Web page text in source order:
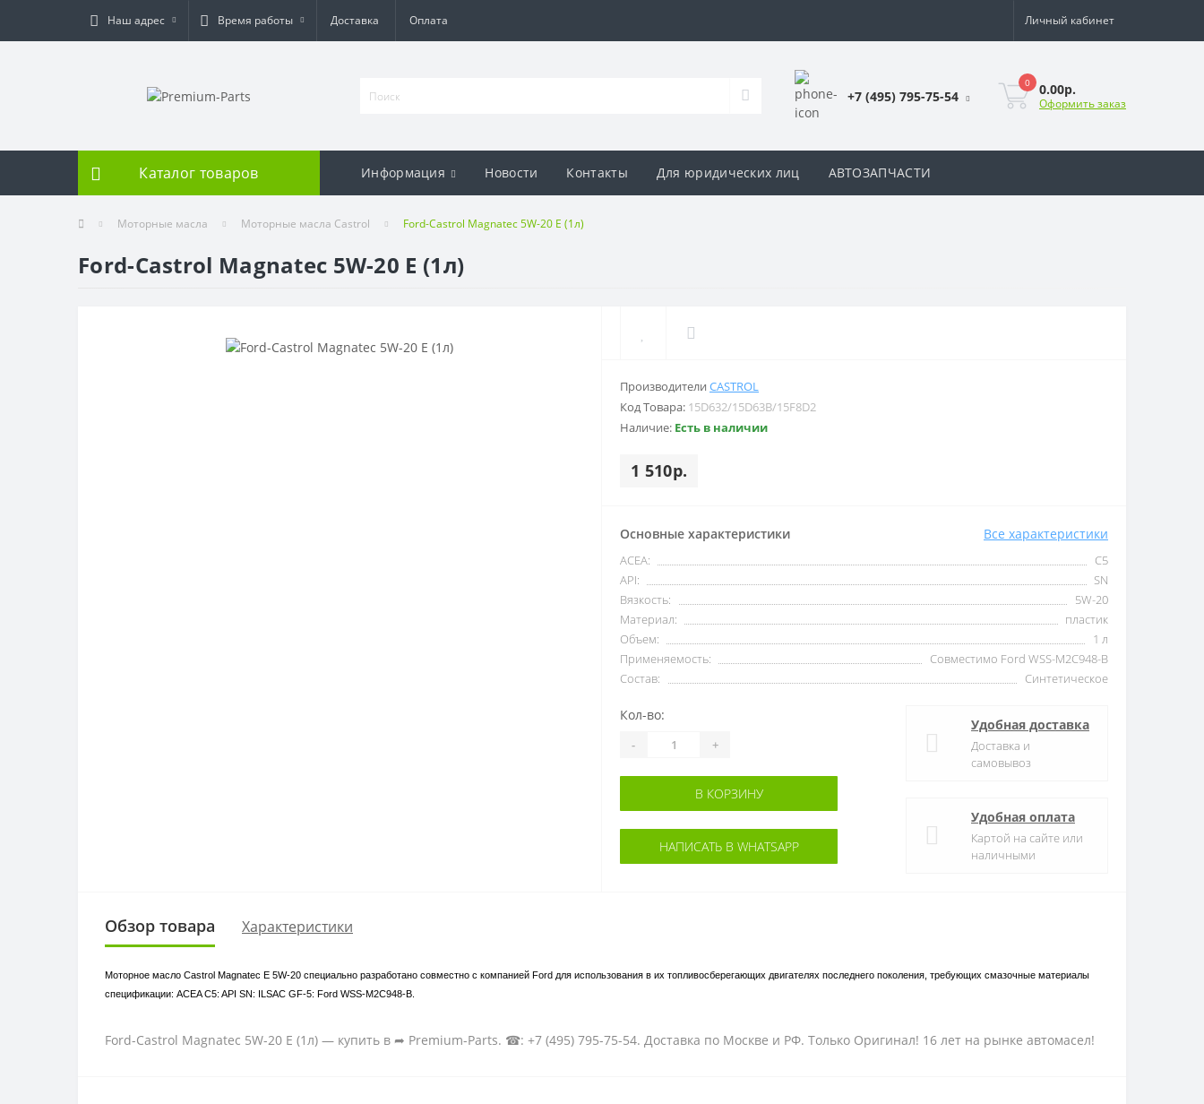
Наш адрес Время работы Доставка Оплата Личный кабинет
+7 (495) 795-75-54
0 0.00р.
Оформить заказ
Каталог товаров Информация Новости Контакты Для юридических лиц АВТОЗАПЧАСТИ
Моторные масла Моторные масла Castrol Ford-Castrol Magnatec 5W-20 Е (1л)
Ford-Castrol Magnatec 5W-20 Е (1л)
Производители CASTROL
Код Товара: 15D632/15D63B/15F8D2
Наличие: Есть в наличии
1 510р.
Основные характеристики Все характеристики
ACEA:
C5
API:
SN
Вязкость:
5W-20
Материал:
пластик
Объем:
1 л
Применяемость:
Совместимо Ford WSS-M2C948-B
Состав:
Синтетическое
Кол-во:
- +
В КОРЗИНУ
НАПИСАТЬ В WHATSAPP
Удобная доставка
Доставка и
самовывоз
Удобная оплата
Картой на сайте или
наличными
Обзор товара Характеристики
Моторное масло Castrol Magnatec E 5W-20 специально разработано совместно с компанией Ford для использования в их топливосберегающих двигателях последнего поколения, требующих смазочные материалы
спецификации: ACEA C5: API SN: ILSAC GF-5: Ford WSS-M2C948-B.
Ford-Castrol Magnatec 5W-20 Е (1л) — купить в ➦ Premium-Parts. ☎: +7 (495) 795-75-54. Доставка по Москве и РФ. Только Оригинал! 16 лет на рынке автомасел!